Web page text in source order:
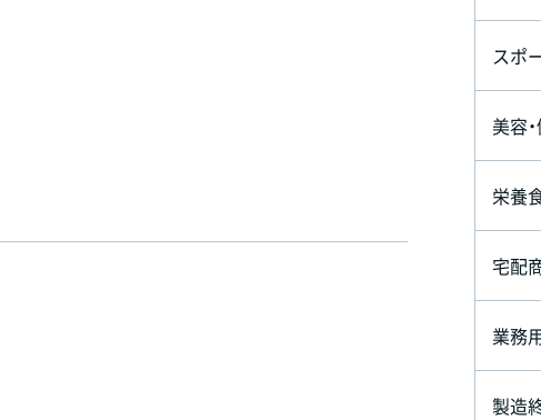
スポ
美容
栄養
宅配
業務
製造